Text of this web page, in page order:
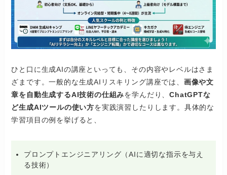
ひと口に生成AIの講座といっても、その内容やレベルはさま
ざまです。一般的な生成AIリスキリング講座では、 画像や文
章を自動生成するAI技術の仕組みを学んだり、ChatGPTな
ど生成AIツールの使い方を実践演習したりします。具体的な
学習項目の例を挙げると、
プロンプトエンジニアリング（AIに適切な指示を与え
る技術）